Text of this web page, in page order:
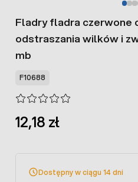
Fladry fladra czerwone
odstraszania wilków i
mb
F10688
12,18 zł
Dostępny w ciągu 14 dni